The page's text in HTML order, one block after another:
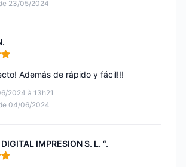
23/05/2024
5
2024 à 13h21
04/06/2024
Además de rápido y fácil!!!
IMPRESION S. L. “.
5